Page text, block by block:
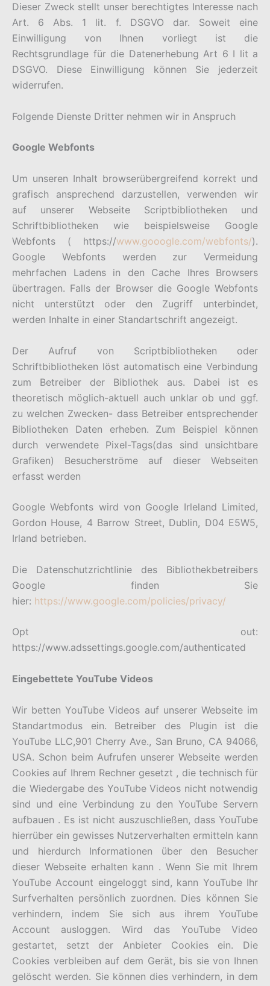
Dieser Zweck stellt unser berechtigtes Interesse nach
Art. 6 Abs. 1 lit. f. DSGVO dar. Soweit eine
Einwilligung von Ihnen vorliegt ist die
Rechtsgrundlage für die Datenerhebung Art 6 I lit a
DSGVO. Diese Einwilligung können Sie jederzeit
widerrufen.
Folgende Dienste Dritter nehmen wir in Anspruch
Google Webfonts
Um unseren Inhalt browserübergreifend korrekt und
grafisch ansprechend darzustellen, verwenden wir
auf unserer Webseite Scriptbibliotheken und
Schriftbibliotheken wie beispielsweise Google
Webfonts ( https://www.gooogle.com/webfonts/).
Google Webfonts werden zur Vermeidung
mehrfachen Ladens in den Cache Ihres Browsers
übertragen. Falls der Browser die Google Webfonts
nicht unterstützt oder den Zugriff unterbindet,
werden Inhalte in einer Standartschrift angezeigt.
Der Aufruf von Scriptbibliotheken oder
Schriftbibliotheken löst automatisch eine Verbindung
zum Betreiber der Bibliothek aus. Dabei ist es
theoretisch möglich-aktuell auch unklar ob und ggf.
zu welchen Zwecken- dass Betreiber entsprechender
Bibliotheken Daten erheben. Zum Beispiel können
durch verwendete Pixel-Tags(das sind unsichtbare
Grafiken) Besucherströme auf dieser Webseiten
erfasst werden
Google Webfonts wird von Google Irleland Limited,
Gordon House, 4 Barrow Street, Dublin, D04 E5W5,
Irland betrieben.
Die Datenschutzrichtlinie des Bibliothekbetreibers
Google finden Sie
hier: https://www.google.com/policies/privacy/
Opt out:
https://www.adssettings.google.com/authenticated
Eingebettete YouTube Videos
Wir betten YouTube Videos auf unserer Webseite im
Standartmodus ein. Betreiber des Plugin ist die
YouTube LLC,901 Cherry Ave., San Bruno, CA 94066,
USA. Schon beim Aufrufen unserer Webseite werden
Cookies auf Ihrem Rechner gesetzt , die technisch für
die Wiedergabe des YouTube Videos nicht notwendig
sind und eine Verbindung zu den YouTube Servern
aufbauen . Es ist nicht auszuschließen, dass YouTube
hierrüber ein gewisses Nutzerverhalten ermitteln kann
und hierdurch Informationen über den Besucher
dieser Webseite erhalten kann . Wenn Sie mit Ihrem
YouTube Account eingeloggt sind, kann YouTube Ihr
Surfverhalten persönlich zuordnen. Dies können Sie
verhindern, indem Sie sich aus ihrem YouTube
Account ausloggen. Wird das YouTube Video
gestartet, setzt der Anbieter Cookies ein. Die
Cookies verbleiben auf dem Gerät, bis sie von Ihnen
gelöscht werden. Sie können dies verhindern, in dem